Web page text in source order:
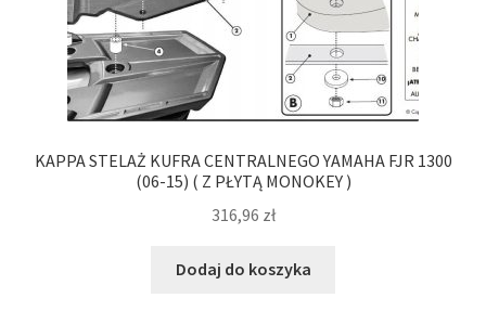
KAPPA STELAŻ KUFRA CENTRALNEGO YAMAHA FJR 1300
(06-15) ( Z PŁYTĄ MONOKEY )
316,96 zł
Dodaj do koszyka